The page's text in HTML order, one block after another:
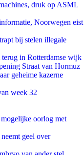
druk op ASML
Noorwegen eist
bij stelen illegale
in Rotterdamse wijk
Straat van Hormuz
geheime kazerne
week 32
oorlog met
geel over